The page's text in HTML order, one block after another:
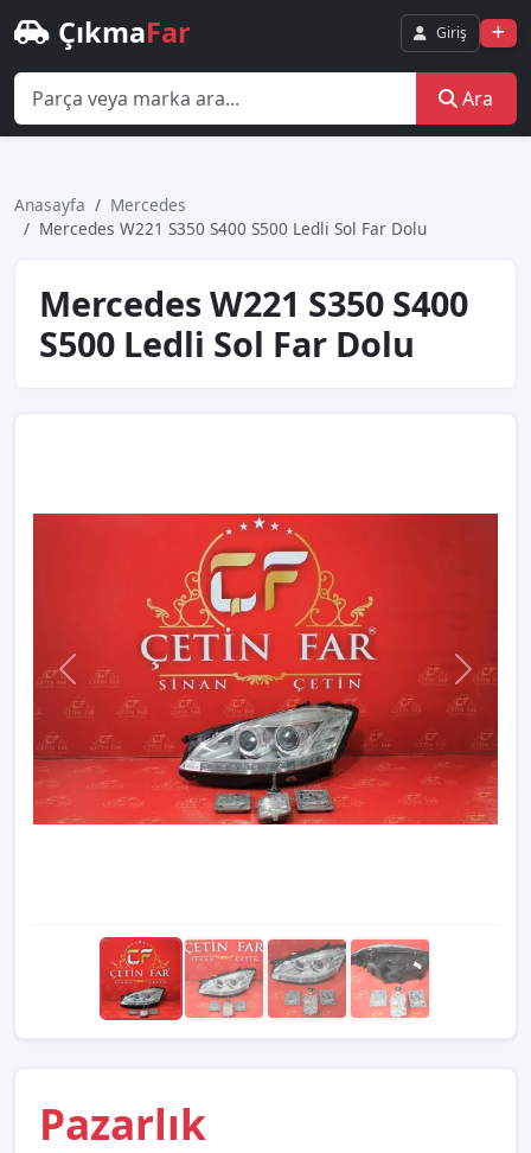
ÇıkmaFar Giriş
Ara
Anasayfa
Mercedes
Mercedes W221 S350 S400 S500 Ledli̇ Sol Far Dolu
Mercedes W221 S350 S400
S500 Ledli̇ Sol Far Dolu
Pazarlık